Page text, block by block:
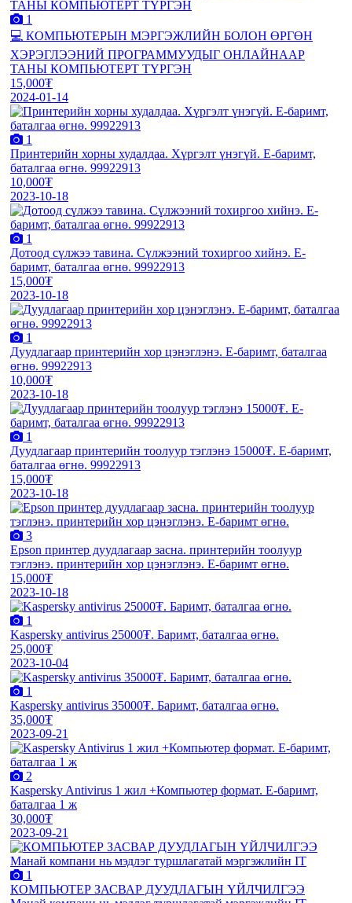
1
💻 КОМПЬЮТЕРЫН МЭРГЭЖЛИЙН БОЛОН ӨРГӨН
ХЭРЭГЛЭЭНИЙ ПРОГРАММУУДЫГ ОНЛАЙНААР
ТАНЫ КОМПЬЮТЕРТ ТҮРГЭН
15,000₮
2024-01-14
1
Принтерийн хорны худалдаа. Хүргэлт үнэгүй. E-баримт,
баталгаа өгнө. 99922913
10,000₮
2023-10-18
1
Дотоод сүлжээ тавина. Сүлжээний тохиргоо хийнэ. E-
баримт, баталгаа өгнө. 99922913
15,000₮
2023-10-18
1
Дуудлагаар принтерийн хор цэнэглэнэ. E-баримт, баталгаа
өгнө. 99922913
10,000₮
2023-10-18
1
Дуудлагаар принтерийн тоолуур тэглэнэ 15000₮. E-баримт,
баталгаа өгнө. 99922913
15,000₮
2023-10-18
3
Epson принтер дуудлагаар засна. принтерийн тоолуур
тэглэнэ. принтерийн хор цэнэглэнэ. E-баримт өгнө.
15,000₮
2023-10-18
1
Kaspersky antivirus 25000₮. Баримт, баталгаа өгнө.
25,000₮
2023-10-04
1
Kaspersky antivirus 35000₮. Баримт, баталгаа өгнө.
35,000₮
2023-09-21
2
Kaspersky Antivirus 1 жил +Компьютер формат. E-баримт,
баталгаа 1 ж
30,000₮
2023-09-21
1
КОМПЬЮТЕР ЗАСВАР ДУУДЛАГЫН ҮЙЛЧИЛГЭЭ